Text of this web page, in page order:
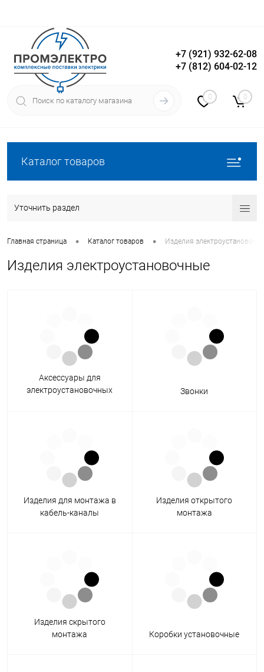
Вход Регистрация
+7 (921) 932-62-08
+7 (812) 604-02-12
0 0
Каталог товаров
Уточнить раздел
Главная страница • Каталог товаров • Изделия
Изделия электроустановочные
Аксессуары для
электроустановочных
Звонки
Изделия для монтажа в
кабель-каналы
Изделия открытого
монтажа
Изделия скрытого
монтажа
Коробки установочные